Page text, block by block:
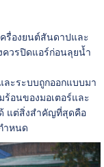
ครื่องยนต์สันดาปและ
ควรปิดแอร์ก่อนลุยน้ำ
ะระบบถูกออกแบบมา
ร้อนของมอเตอร์และ
แต่สิ่งสำคัญที่สุดคือ
ำหนด